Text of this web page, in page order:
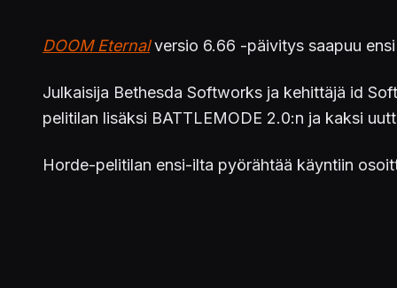
DOOM Eternalversio 6.66 -päivitys saapuu
Julkaisija Bethesda Softworks ja kehittäjä id
pelitilan lisäksi BATTLEMODE 2.0:n ja kaksi
Horde-pelitilan ensi-ilta pyörähtää käyntiin